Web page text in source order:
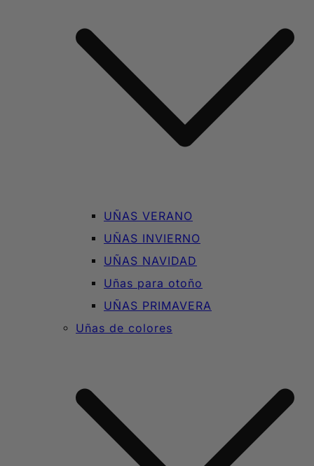
UÑAS VERANO
UÑAS INVIERNO
UÑAS NAVIDAD
Uñas para otoño
UÑAS PRIMAVERA
Uñas de colores